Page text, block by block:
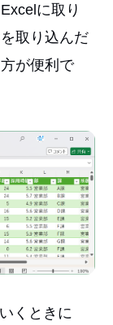
に取り
取り込んだ
が便利で
くときに